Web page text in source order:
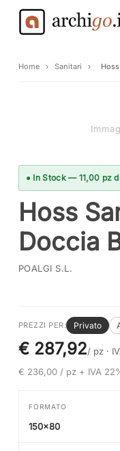
contentHome › Sanitari ›
● In Stock — 11,00 pz
Hoss
Doccia
POALGI S.L.
PREZZI PER: Privato
€ 287,92/ pz ·
€ 236,00 / pz + IVA
FORMATO
150x80